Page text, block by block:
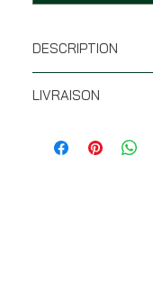
DESCRIPTION
* Forme pointue
* Tour de cou
35cm à 58cm)
LIVRAISON
votre commande